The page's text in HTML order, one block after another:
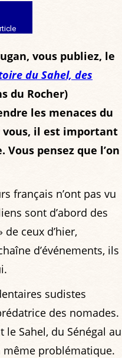
vous publiez, le
du Sahel, des
du Rocher)
les menaces du
vous, il est important
pensez que l’on
français n’ont pas vu
sont d’abord des
ceux d’hier,
d’événements, ils
sudistes
des nomades.
Sahel, du Sénégal au
problématique.